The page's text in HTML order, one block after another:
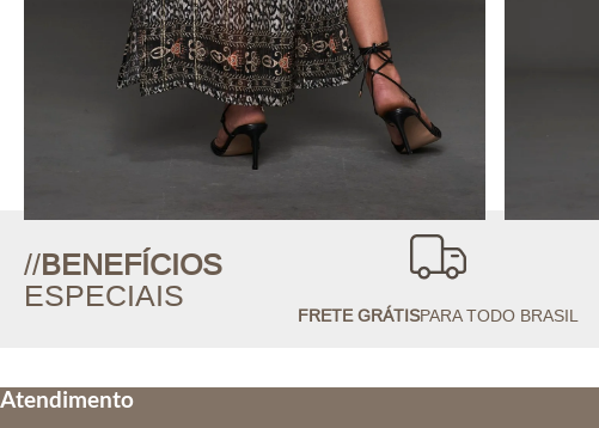
//BENEFÍCIOS
ESPECIAIS
FRETE GRÁTISPARA TODO BRASIL
Atendimento